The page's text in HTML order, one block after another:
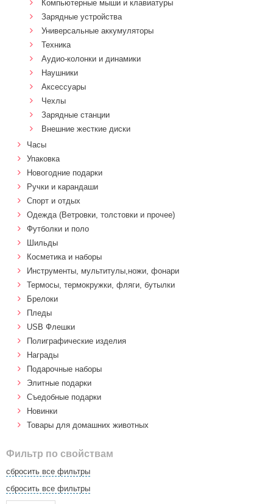
Компьютерные мыши и клавиатуры
Зарядные устройства
Универсальные аккумуляторы
Техника
Аудио-колонки и динамики
Наушники
Аксессуары
Чехлы
Зарядные станции
Внешние жесткие диски
Часы
Упаковка
Новогодние подарки
Ручки и карандаши
Спорт и отдых
Одежда (Ветровки, толстовки и прочее)
Футболки и поло
Шильды
Косметика и наборы
Инструменты, мультитулы,ножи, фонари
Термосы, термокружки, фляги, бутылки
Брелоки
Пледы
USB Флешки
Полиграфические изделия
Награды
Подарочные наборы
Элитные подарки
Cъедобные подарки
Новинки
Товары для домашних животных
Фильтр по свойствам
сбросить все фильтры
сбросить все фильтры